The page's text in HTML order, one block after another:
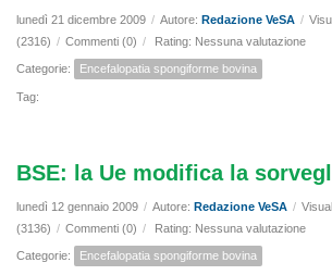
lunedì 21 dicembre 2009 / Autore: Redazione VeSA /
(2316) / Commenti (0) / Rating: Nessuna valutazione
Categorie: Encefalopatia spongiforme bovina
Tag:
BSE: la Ue modifica la
lunedì 12 gennaio 2009 / Autore: Redazione VeSA /
(3136) / Commenti (0) / Rating: Nessuna valutazione
Categorie: Encefalopatia spongiforme bovina